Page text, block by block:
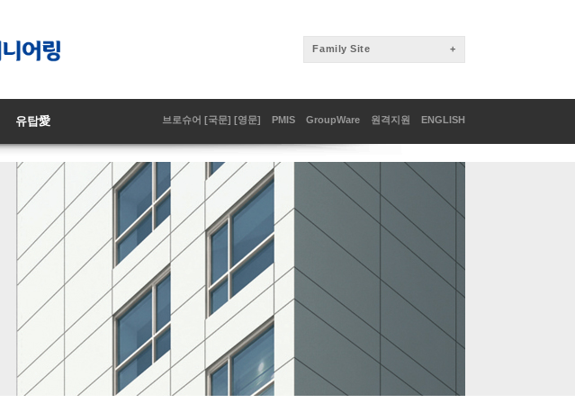
FamilySite +
유탑愛 브로슈어[국문] [영문] PMIS GroupWare 원격지원 ENGLISH